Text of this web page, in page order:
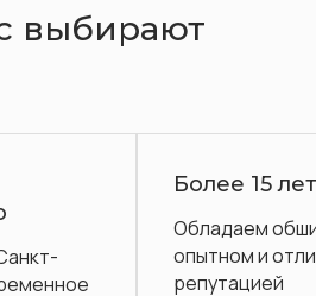
выбирают
15 лет на рынке
обширным
и отличной